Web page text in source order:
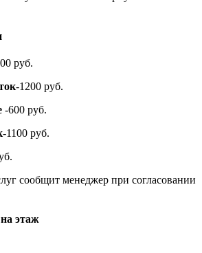
руб.
-1200 руб.
-600 руб.
-1100 руб.
сообщит менеджер при согласовании
этаж